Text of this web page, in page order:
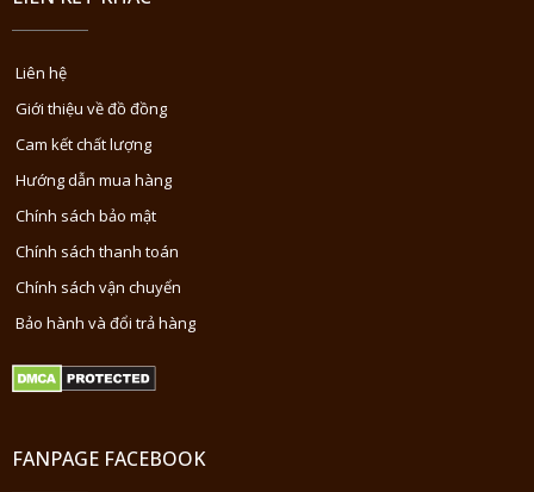
Liên hệ
Giới thiệu về đồ đồng
Cam kết chất lượng
Hướng dẫn mua hàng
Chính sách bảo mật
Chính sách thanh toán
Chính sách vận chuyển
Bảo hành và đổi trả hàng
FANPAGE FACEBOOK